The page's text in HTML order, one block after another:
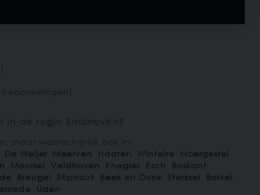
beoordelingen)
in de regio Eindhoven?
maar waarschijnlijk ook in:
De Weijer Meerven Haaren Wintelre
Moergestel
Moorsel Veldhoven Knegsel Esch
Boskant
Breugel Stiphout Beek en Donk Sterksel
Borkel
Uden